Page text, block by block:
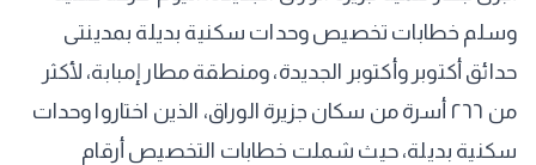
وسلم خطابات تخصيص وحدات سكنية بديلة بمدينتى
حدائق أكتوبر وأكتوبر الجديدة، ومنطقة مطار إمبابة، لأكثر
من ٢٦٦ أسرة من سكان جزيرة الوراق، الذين اختاروا وحدات
سكنية بديلة، حيث شملت خطابات التخصيص أرقام